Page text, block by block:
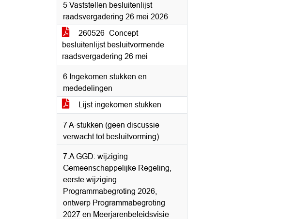
5 Vaststellen besluitenlijst
raadsvergadering 26 mei 2026
260526_Concept
besluitenlijst besluitvormende
raadsvergadering 26 mei
6 Ingekomen stukken en
mededelingen
Lijst ingekomen stukken
7 A-stukken (geen discussie
verwacht tot besluitvorming)
7.A GGD: wijziging
Gemeenschappelijke Regeling,
eerste wijziging
Programmabegroting 2026,
ontwerp Programmabegroting
2027 en Meerjarenbeleidsvisie